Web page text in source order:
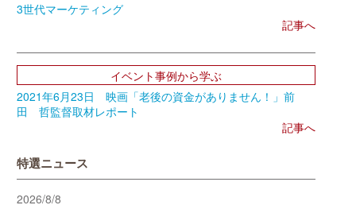
3世代マーケティング
記事へ
イベント事例から学ぶ
2021年6月23日 映画「老後の資金がありません！」前
田 哲監督取材レポート
記事へ
特選ニュース
2026/8/8